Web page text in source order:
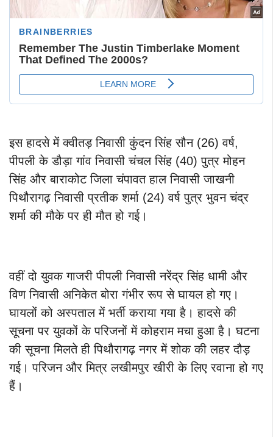
इस हादसे में क्वीतड़ निवासी कुंदन सिंह सौन (26) वर्ष,
पीपली के डौड़ा गांव निवासी चंचल सिंह (40) पुत्र मोहन
सिंह और बाराकोट जिला चंपावत हाल निवासी जाखनी
पिथौरागढ़ निवासी प्रतीक शर्मा (24) वर्ष पुत्र भुवन चंद्र
शर्मा की मौके पर ही मौत हो गई।
वहीं दो युवक गाजरी पीपली निवासी नरेंद्र सिंह धामी और
विण निवासी अनिकेत बोरा गंभीर रूप से घायल हो गए।
घायलों को अस्पताल में भर्ती कराया गया है। हादसे की
सूचना पर युवकों के परिजनों में कोहराम मचा हुआ है। घटना
की सूचना मिलते ही पिथौरागढ़ नगर में शोक की लहर दौड़
गई। परिजन और मित्र लखीमपुर खीरी के लिए रवाना हो गए
हैं।